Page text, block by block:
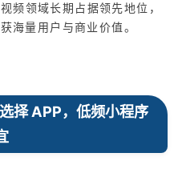
频领域长期占据领先地位，
海量用户与商业价值。
择 APP，低频小程序